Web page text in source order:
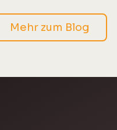
Mehr zum Blog